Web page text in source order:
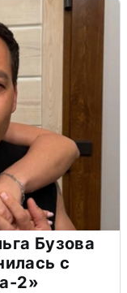
Бузова
с
2»